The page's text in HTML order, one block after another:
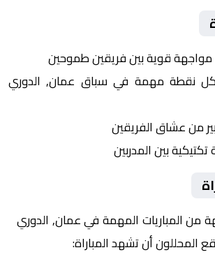
مواجهة قوية بين فريقين طموحين
كل نقطة مهمة في سباق عمان, الدوري
من عشاق الفريقين
بين المدربين
من المباريات المهمة في عمان, الدوري
المحللون أن تشهد المباراة: